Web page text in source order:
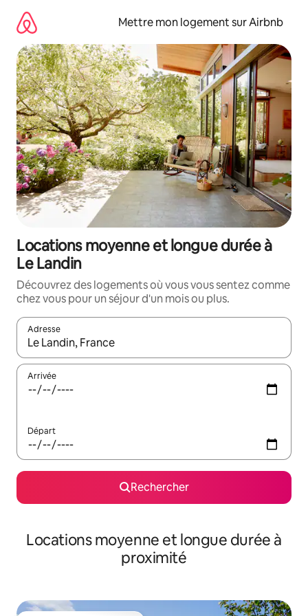
directement
contenu
Mettre mon logement sur Airbnb
Locations moyenne et longue durée à
Le Landin
Découvrez des logements où vous vous sentez comme
chez vous pour un séjour d'un mois ou plus.
Adresse
Lorsque les résultats s'affichent, utilisez les flèches vers le
Arrivée
Départ
Rechercher
Locations moyenne et longue durée à
proximité